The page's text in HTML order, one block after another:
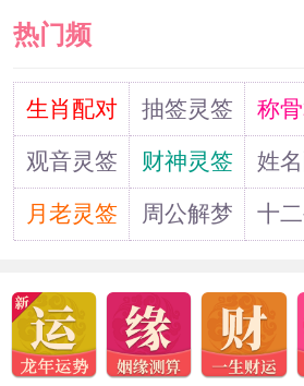
梦书》
梦见宅内肉，凶。
梦见猪犬肉，县官
梦书》
梦见猪肉，忧官
书》
热门频
道生肖配对 抽签灵签 称
观音灵签
财神灵签 姓
月老灵签
周公解梦 十